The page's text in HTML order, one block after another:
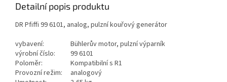
Detailní popis produktu
DR Pfiffi 99 6101, analog, pulzní kouřový generátor
vybavení:
Bühlerův motor, pulzní výparník
výrobní číslo:
99 6101
Poloměr:
Kompatibilní s R1
Provozní režim:
analogový